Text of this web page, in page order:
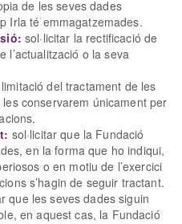
de les seves dades
Irla té emmagatzemades.
sol·licitar la rectificació de
l’actualització o la seva
del tractament de les
conservarem únicament per
sol·licitar que la Fundació
en la forma que ho indiqui,
o en motiu de l’exercici
s’hagin de seguir tractant.
que les seves dades siguin
en aquest cas, la Fundació